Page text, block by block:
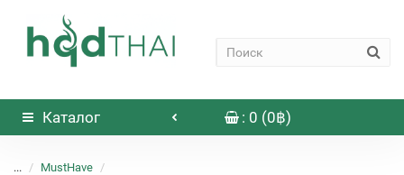
Каталог : 0 (0฿)
... MustHave